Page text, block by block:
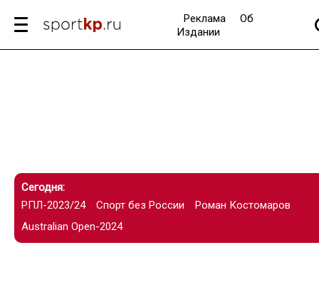
Реклама
Об
Издании
Сегодня:
РПЛ-2023/24
Спорт без России
Роман Костомаров
Australian Open-2024